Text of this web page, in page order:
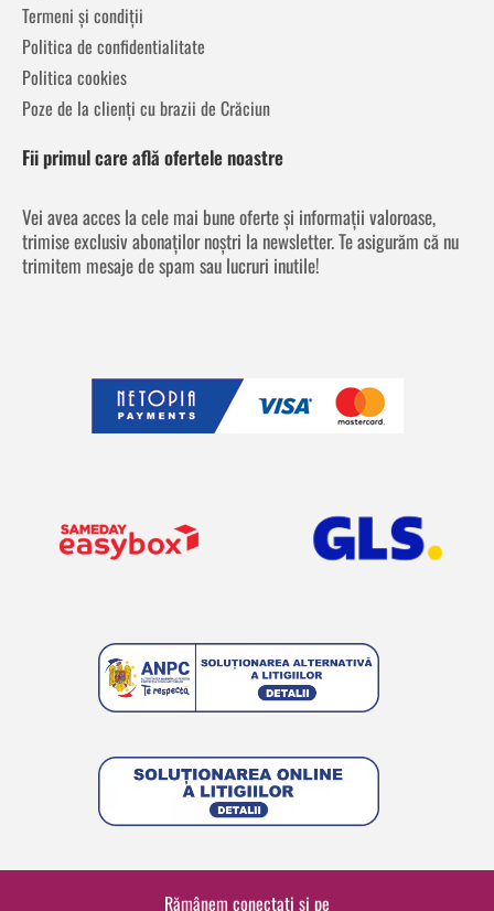
Termeni și condiții
Politica de confidentialitate
Politica cookies
Poze de la clienți cu brazii de Crăciun
Fii primul care află ofertele noastre
Vei avea acces la cele mai bune oferte și informații valoroase,
trimise exclusiv abonaților noștri la newsletter. Te asigurăm că nu
trimitem mesaje de spam sau lucruri inutile!
Rămânem conectați și pe